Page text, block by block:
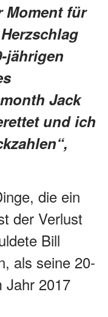
Moment für
jährigen
Jack
und ich
die ein
der Verlust
Bill
als seine 20-
Jahr 2017